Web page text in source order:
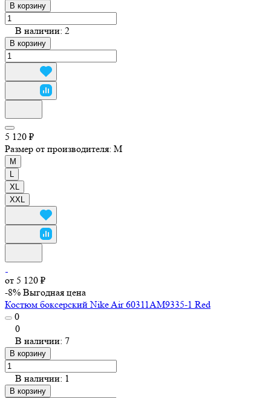
В корзину
В наличии: 2
В корзину
5 120 ₽
Размер от производителя: M
M
XL
XXL
от 5 120 ₽
-8% Выгодная цена
Костюм боксерский Nike Air 60311AM9335-1 Red
0
0
В наличии: 7
В корзину
В наличии: 1
В корзину